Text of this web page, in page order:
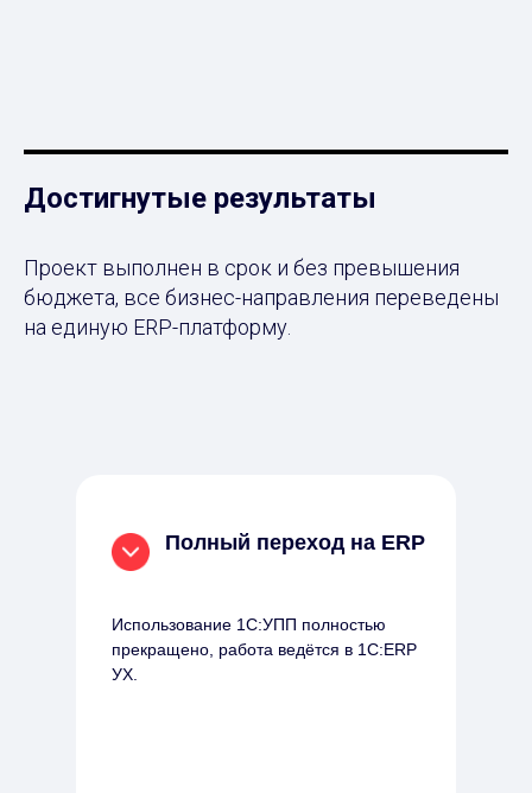
Достигнутые результаты
Проект выполнен в срок и без превышения
бюджета, все бизнес-направления переведены
на единую ERP-платформу.
Полный переход на ERP
Использование 1С:УПП полностью
прекращено, работа ведётся в 1С:ERP
УХ.